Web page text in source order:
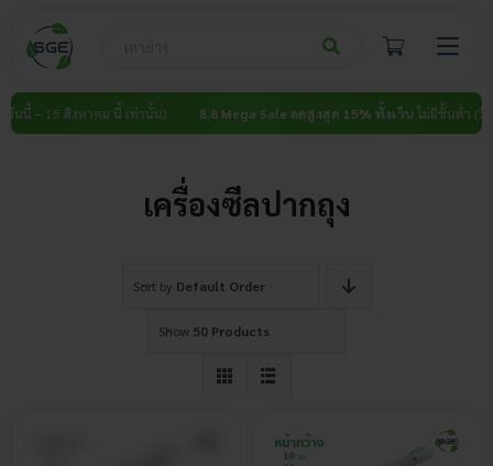
content
– 15 สิงหาคม นี้ เท่านั้น) 8.8 Mega Sale ลดสูงสุด 15% ทั้งเว็บไม่มีขั้นต่ำ (วันนี้
เครื่องซีลปากถุง
Sort by Default Order
Show 50 Products